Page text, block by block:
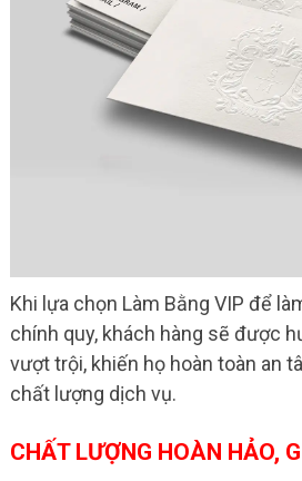
Khi lựa chọn Làm Bằng VIP để
chính quy, khách hàng sẽ được
vượt trội, khiến họ hoàn toàn an
chất lượng dịch vụ.
CHẤT LƯỢNG HOÀN HẢO,